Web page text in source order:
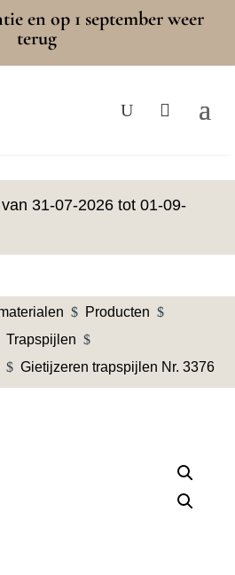
en op 1 september weer
terug
31-07-2026 tot 01-09-
$ Producten $
Trapspijlen $
$ Gietijzeren trapspijlen Nr. 3376